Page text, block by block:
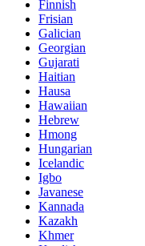
Finnish
Frisian
Galician
Georgian
Gujarati
Haitian
Hausa
Hawaiian
Hebrew
Hmong
Hungarian
Icelandic
Igbo
Javanese
Kannada
Kazakh
Khmer